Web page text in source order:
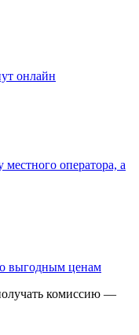
онлайн
оператора, а
выгодным ценам
комиссию —